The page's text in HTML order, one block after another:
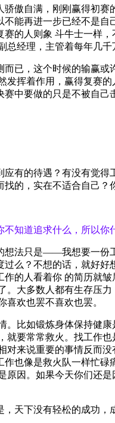
傲自满，刚刚赢得初
能再进一步已经不是
的人则象 斗牛士一样
经理，主管着每年几千
已，这个时候的输赢或
挥着作用，赢得复赛
中要做的只是不被自己
有的待遇？有没有觉
的，实在不适合自己？
知道追求什么，所以你
法只是——我想要一份
么？不想的话，就好
的人看着你 的简历就
大多数人都有生存压
欢也罢不喜欢也罢。
比如锻炼身体保持健
要常常救火。找工作
来说重要的事情反而
也像是救火队一样忙
因。如果今天你们还
天下没有轻松的成功，